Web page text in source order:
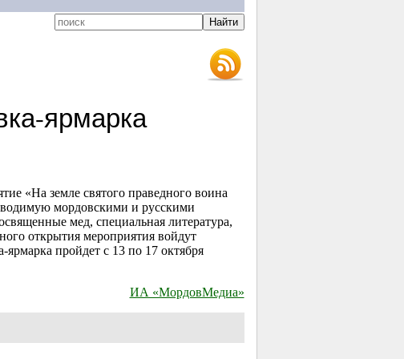
ярмарка
«На земле святого праведного воина
мордовскими и русскими
мед, специальная литература,
открытия мероприятия войдут
пройдет с 13 по 17 октября
ИА «МордовМедиа»